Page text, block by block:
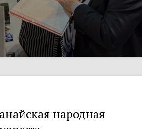
народная